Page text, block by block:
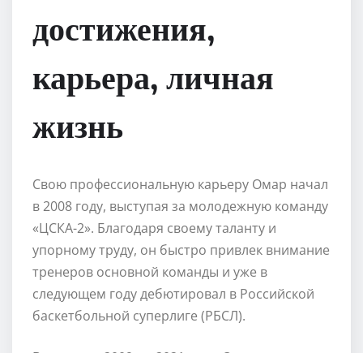
достижения,
карьера, личная
жизнь
Свою профессиональную карьеру Омар начал
в 2008 году, выступая за молодежную команду
«ЦСКА-2». Благодаря своему таланту и
упорному труду, он быстро привлек внимание
тренеров основной команды и уже в
следующем году дебютировал в Российской
баскетбольной суперлиге (РБСЛ).